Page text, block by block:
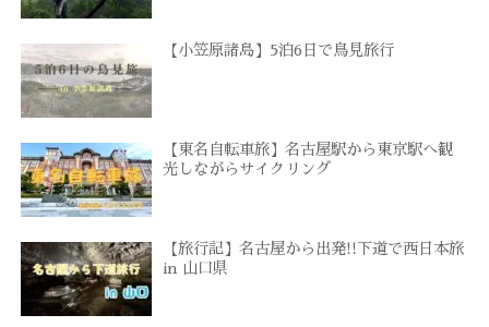
【小笠原諸島】5泊6日で鳥見旅行
【東名自転車旅】名古屋駅から東京駅へ観
光しながらサイクリング
【旅行記】名古屋から出発!!下道で西日本旅
in 山口県